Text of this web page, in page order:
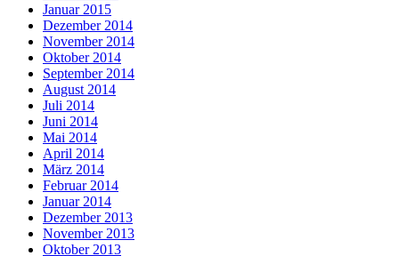
Januar 2015
Dezember 2014
November 2014
Oktober 2014
September 2014
August 2014
Juli 2014
Juni 2014
Mai 2014
April 2014
März 2014
Februar 2014
Januar 2014
Dezember 2013
November 2013
Oktober 2013